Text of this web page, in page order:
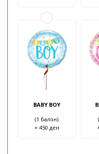
BABY BOY
(1 балон)
+ 450 ден